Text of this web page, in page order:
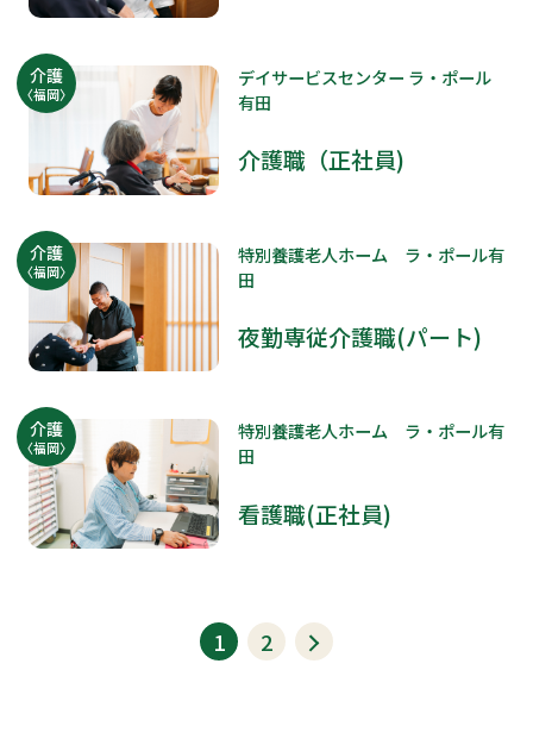
介護
〈福岡〉
デイサービスセンター ラ・ポール
有田
介護職（正社員)
介護
〈福岡〉
特別養護老人ホーム ラ・ポール有
田
夜勤専従介護職(パート)
介護
〈福岡〉
特別養護老人ホーム ラ・ポール有
田
看護職(正社員)
1 2